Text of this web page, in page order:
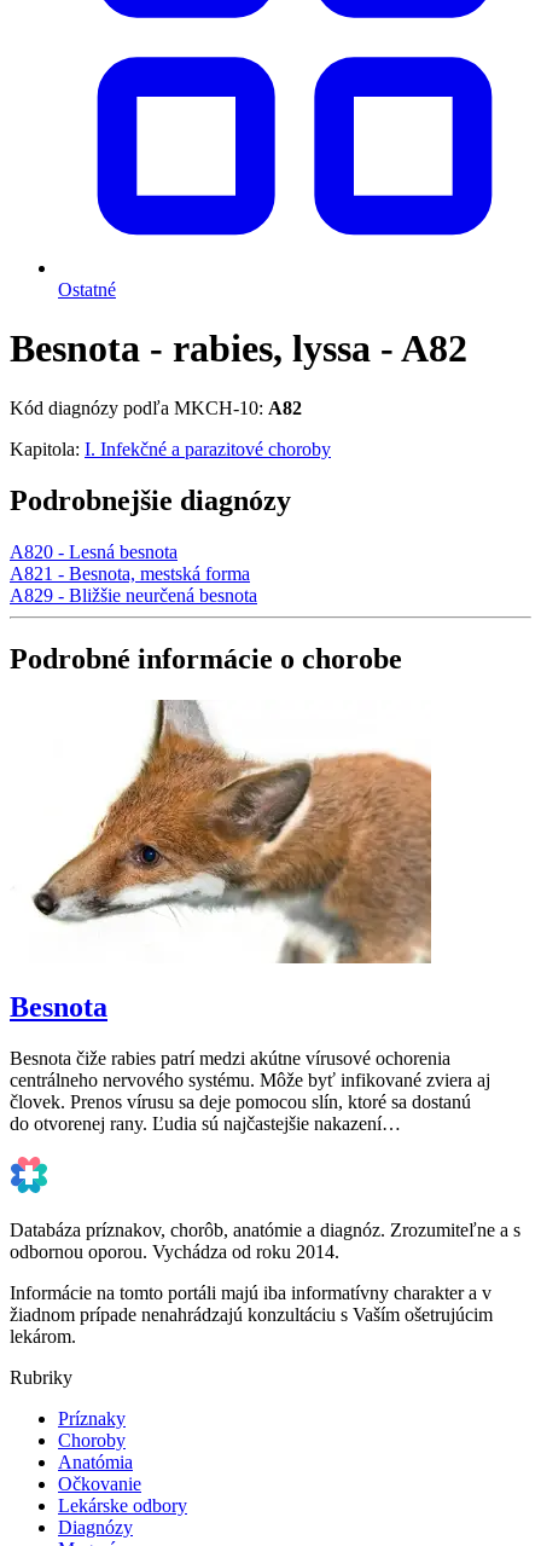
Ostatné
Besnota - rabies, lyssa - A82
Kód diagnózy podľa MKCH-10: A82
Kapitola: I. Infekčné a parazitové choroby
Podrobnejšie diagnózy
A820 - Lesná besnota
A821 - Besnota, mestská forma
A829 - Bližšie neurčená besnota
Podrobné informácie o chorobe
Besnota
Besnota čiže rabies patrí medzi akútne vírusové ochorenia
centrálneho nervového systému. Môže byť infikované zviera aj
človek. Prenos vírusu sa deje pomocou slín, ktoré sa dostanú
do otvorenej rany. Ľudia sú najčastejšie nakazení…
Databáza príznakov, chorôb, anatómie a diagnóz. Zrozumiteľne a s
odbornou oporou. Vychádza od roku 2014.
Informácie na tomto portáli majú iba informatívny charakter a v
žiadnom prípade nenahrádzajú konzultáciu s Vaším ošetrujúcim
lekárom.
Rubriky
Príznaky
Choroby
Anatómia
Očkovanie
Lekárske odbory
Diagnózy